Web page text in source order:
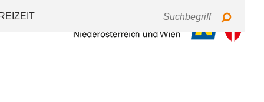
Tastaturbedienung Kontrast